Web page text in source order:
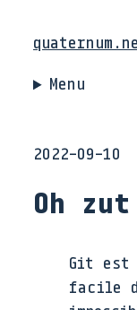
Menu
2022-09-10
Oh
Git est
facile